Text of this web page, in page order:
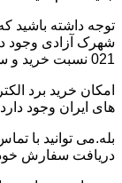
توجه داشته باشید
021 نسبت خرید و سفارش محصول خود اقدام کنید.
امکان خرید برد
های ایران وجود
بله.می توانید با
دریافت سفارش خود